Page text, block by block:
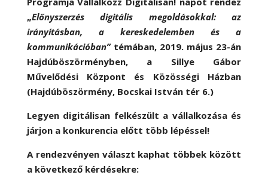
„Előnyszerzés digitális megoldásokkal: az
irányításban, a kereskedelemben és a
kommunikációban” témában, 2019. május 23-án
Hajdúböszörményben, a Sillye Gábor
Művelődési Központ és Közösségi Házban
(Hajdúböszörmény, Bocskai István tér 6.)
Legyen digitálisan felkészült a vállalkozása és
járjon a konkurencia előtt több lépéssel!
A rendezvényen választ kaphat többek között
a következő kérdésekre: